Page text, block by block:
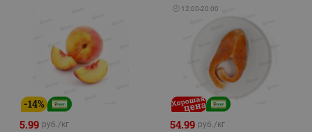
-14%
5.99 руб./кг
🕘 12:00-20:00
54.99 руб./кг